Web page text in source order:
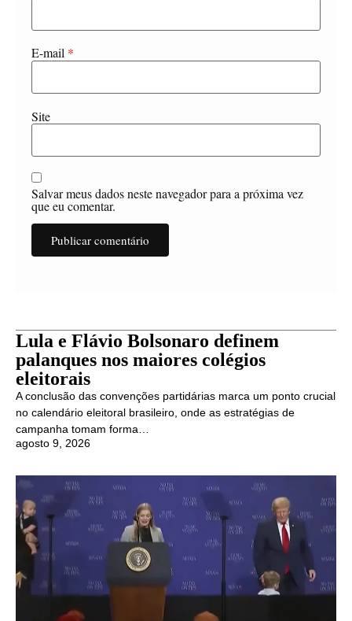
E-mail *
Site
Salvar meus dados neste navegador para a próxima vez
que eu comentar.
Lula e Flávio Bolsonaro definem
palanques nos maiores colégios
eleitorais
A conclusão das convenções partidárias marca um ponto crucial
no calendário eleitoral brasileiro, onde as estratégias de
campanha tomam forma…
agosto 9, 2026